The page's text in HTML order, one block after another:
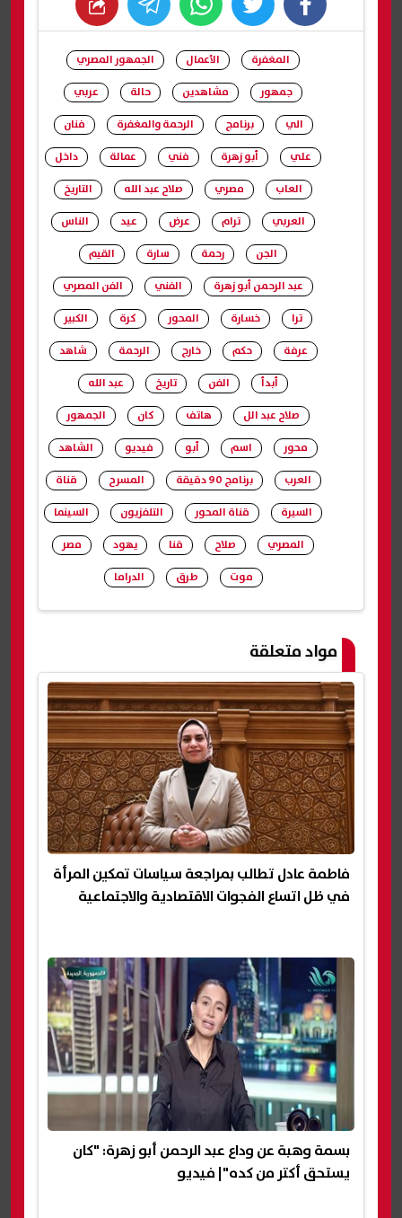
facebook
twitter
whats
المغفرة الأعمال
الجمهور المصري
جمهور
مشاهدين حالة
عربي
الي
برنامج الرحمة والمغفرة
فنان
علي
أبو زهرة فني عمالة
داخل
العاب
مصري صلاح عبد الله
التاريخ
العربي
ترام عرض عيد
الناس
الجن
رحمة سارة
القيم
عبد الرحمن أبو زهرة
الفني
الفن المصري
ترا
خسارة المحور كرة
الكبير
عرفة
حكم خارج الرحمة
شاهد
أبدأ
الفن تاريخ
عبد الله
صلاح عبد الل
هاتف كان
الجمهور
محور
اسم أبو فيديو
الشاهد
العرب
برنامج 90 دقيقة المسرح
قناة
السيرة
قناة المحور التلفزيون
السينما
المصري
صلاح قنا يهود
مصر
موت
طرق الدراما
مواد متعلقة
فاطمة عادل تطالب بمراجعة سياسات تمكين المرأة
في ظل اتساع الفجوات الاقتصادية والاجتماعية
بسمة وهبة عن وداع عبد الرحمن أبو زهرة: "كان
يستحق أكتر من كده"| فيديو